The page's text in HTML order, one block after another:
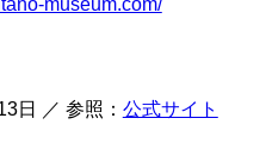
museum.com/
日 ／ 参照： 公式サイト